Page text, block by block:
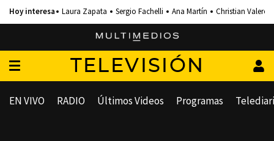
Laura Zapata Sergio Fachelli Ana Martín Christian Valero
TELEVISIÓN
EN VIVO RADIO Últimos Videos Programas